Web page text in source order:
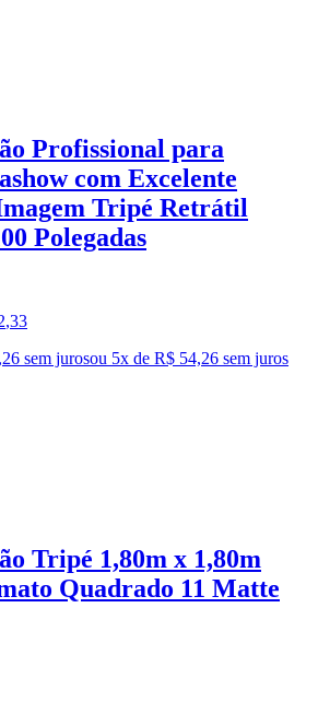
Profissional para
com Excelente
Tripé Retrátil
Polegadas
,33
sem jurosou 5x de R$ 54,26 sem juros
Tripé 1,80m x 1,80m
Quadrado 11 Matte